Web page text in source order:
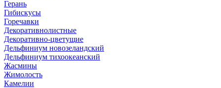
Герань
Гибискусы
Горечавки
Декоративнолистные
Декоративно-цветущие
Дельфиниум новозеландский
Дельфиниум тихоокеанский
Жасмины
Жимолость
Камелии